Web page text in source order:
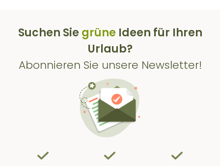
Suchen Sie grüneIdeen für Ihren
Urlaub?
Abonnieren Sie unsere Newsletter!